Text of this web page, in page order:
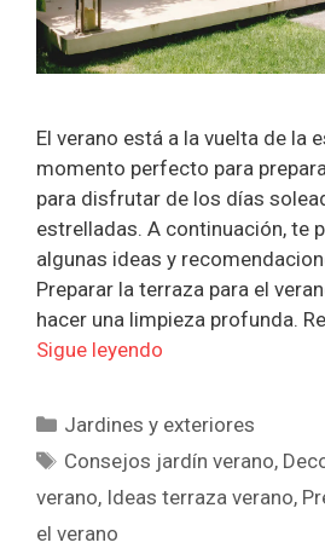
El verano está a la vuelta de la
momento perfecto para
para disfrutar de los días
estrelladas. A continuación, te
algunas ideas y
Preparar la terraza para el
hacer una limpieza profunda.
Sigue leyendo
Categorías
Jardines y exteriores
Etiquetas
Consejos jardín verano,
verano, Ideas terraza verano,
el verano